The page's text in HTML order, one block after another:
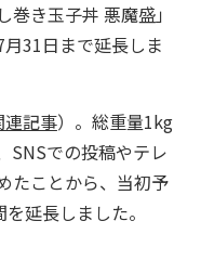
き玉子丼 悪魔盛」
31日まで延長しま
連記事）。総重量1kg
SNSでの投稿やテレ
たことから、当初予
延長しました。